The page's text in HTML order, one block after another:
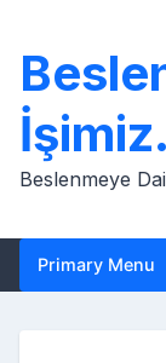
content
İşimiz.
Beslenmeye
Primary Menu